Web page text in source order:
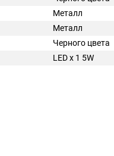
Металл
Металл
Черного цвета
LED x 1 5W